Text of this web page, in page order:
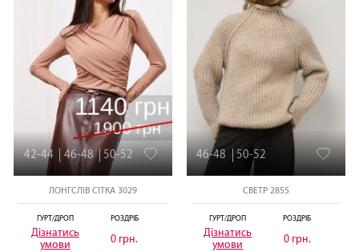
42-44 46-48 50-52
ЛОНГСЛІВ СІТКА 3029
ГУРТ/ДРОП
Дізнатись
умови
РОЗДРІБ
0 грн.
46-48 50-52
СВЕТР 2855
ГУРТ/ДРОП
Дізнатись
умови
РОЗДРІБ
0 грн.